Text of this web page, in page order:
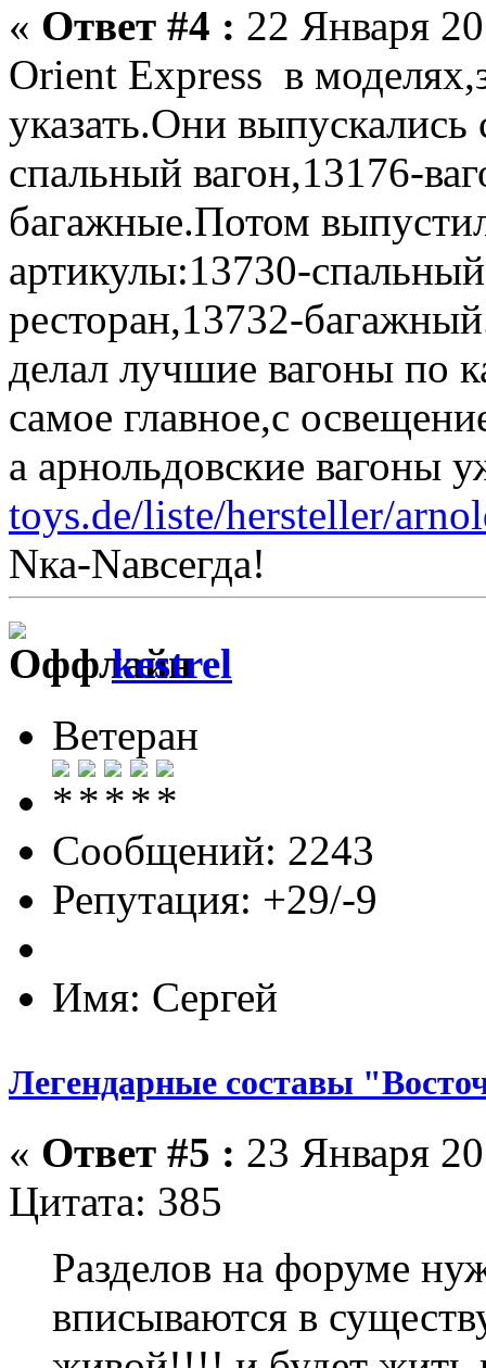
« Ответ #4 : 22 Января
Orient Express в
указать.Они
спальный вагон,13176-
багажные.Потом
артикулы:13730-
ресторан,13732-
делал лучшие вагоны по
самое главное,с
а арнольдовские вагоны
toys.de/liste/hersteller/
Nка-Nавсегда!
kestrel
Ветеран
Сообщений: 2243
Репутация: +29/-9
Имя: Сергей
Легендарные составы
« Ответ #5 : 23 Января
Цитата: 385
Разделов на форуме
вписываются в